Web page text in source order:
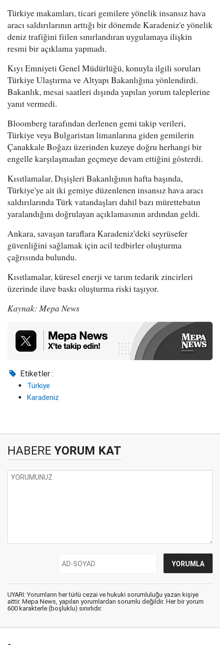
Türkiye makamları, ticari gemilere yönelik insansız hava
aracı saldırılarının arttığı bir dönemde Karadeniz'e yönelik
deniz trafiğini fiilen sınırlandıran uygulamaya ilişkin
resmi bir açıklama yapmadı.
Kıyı Emniyeti Genel Müdürlüğü, konuyla ilgili soruları
Türkiye Ulaştırma ve Altyapı Bakanlığına yönlendirdi.
Bakanlık, mesai saatleri dışında yapılan yorum taleplerine
yanıt vermedi.
Bloomberg tarafından derlenen gemi takip verileri,
Türkiye veya Bulgaristan limanlarına giden gemilerin
Çanakkale Boğazı üzerinden kuzeye doğru herhangi bir
engelle karşılaşmadan geçmeye devam ettiğini gösterdi.
Kısıtlamalar, Dışişleri Bakanlığının hafta başında,
Türkiye'ye ait iki gemiye düzenlenen insansız hava aracı
saldırılarında Türk vatandaşları dahil bazı mürettebatın
yaralandığını doğrulayan açıklamasının ardından geldi.
Ankara, savaşan taraflara Karadeniz'deki seyrüsefer
güvenliğini sağlamak için acil tedbirler oluşturma
çağrısında bulundu.
Kısıtlamalar, küresel enerji ve tarım tedarik zincirleri
üzerinde ilave baskı oluşturma riski taşıyor.
Kaynak: Mepa News
Etiketler :
Türkiye
Karadeniz
HABERE YORUM KAT
UYARI: Yorumların her türlü cezai ve hukuki sorumluluğu yazan kişiye
aittir. Mepa News, yapılan yorumlardan sorumlu değildir. Her bir yorum
600 karakterle (boşluklu) sınırlıdır.